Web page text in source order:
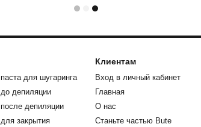
для шугаринга
депиляции
депиляции
закрытия
Клиентам
Вход в личный кабинет
Главная
О нас
Станьте частью Bute